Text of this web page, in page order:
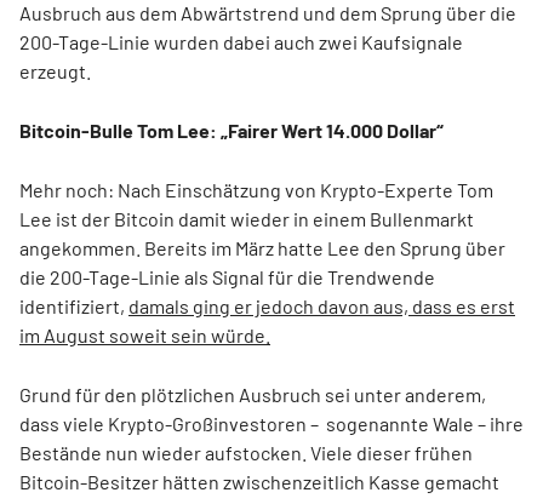
Ausbruch aus dem Abwärtstrend und dem Sprung über die
200-Tage-Linie wurden dabei auch zwei Kaufsignale
erzeugt.
Bitcoin-Bulle Tom Lee: „Fairer Wert 14.000 Dollar“
Mehr noch: Nach Einschätzung von Krypto-Experte Tom
Lee ist der Bitcoin damit wieder in einem Bullenmarkt
angekommen. Bereits im März hatte Lee den Sprung über
die 200-Tage-Linie als Signal für die Trendwende
identifiziert, damals ging er jedoch davon aus, dass es erst
im August soweit sein würde.
Grund für den plötzlichen Ausbruch sei unter anderem,
dass viele Krypto-Großinvestoren – sogenannte Wale – ihre
Bestände nun wieder aufstocken. Viele dieser frühen
Bitcoin-Besitzer hätten zwischenzeitlich Kasse gemacht